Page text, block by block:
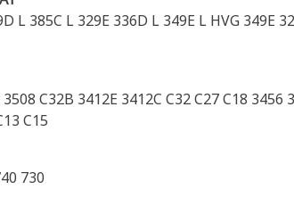
L 385C L 329E 336D L 349E L HVG
C32B 3412E 3412C C32 C27 C18
C15
730